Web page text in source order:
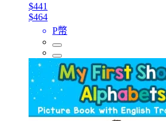
$441
$464
P幣